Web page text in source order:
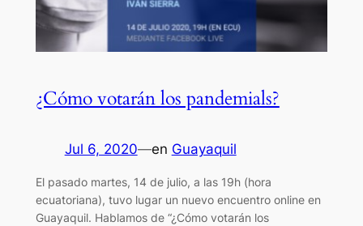
¿Cómo votarán los pandemials?
Jul 6, 2020—en Guayaquil
El pasado martes, 14 de julio, a las 19h (hora
ecuatoriana), tuvo lugar un nuevo encuentro online en
Guayaquil. Hablamos de “¿Cómo votarán los